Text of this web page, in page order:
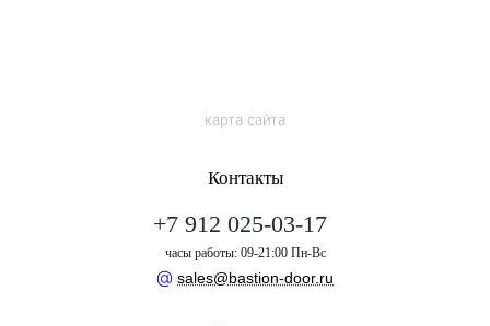
карта сайта
Контакты
+7 912 025-03-17
часы работы: 09-21:00 Пн-Вс
@ sales@bastion-door.ru